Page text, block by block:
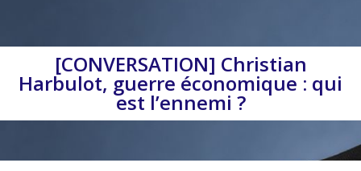
[CONVERSATION] Christian
Harbulot, guerre économique : qui
est l’ennemi ?